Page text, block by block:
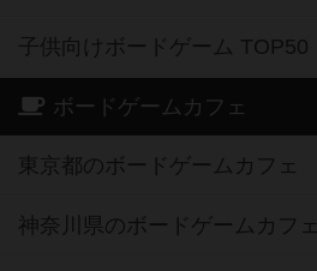
子供向けボードゲーム TOP50
ボードゲームカフェ
東京都のボードゲームカフェ
神奈川県のボードゲームカフェ